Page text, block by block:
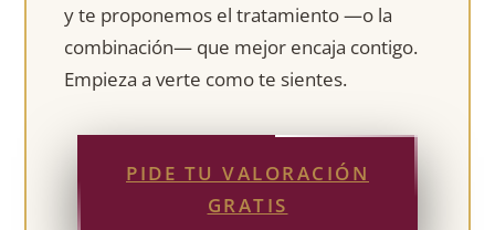
y te proponemos el tratamiento —o la
combinación— que mejor encaja contigo.
Empieza a verte como te sientes.
PIDE TU VALORACIÓN
GRATIS